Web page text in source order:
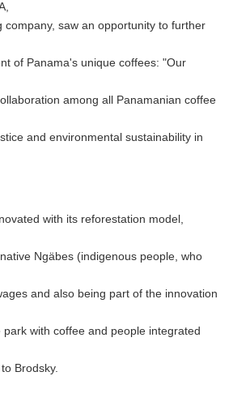
company, saw an opportunity to further
of Panama's unique coffees: "Our
among all Panamanian coffee
and environmental sustainability in
with its reforestation model,
Ngäbes (indigenous people, who
and also being part of the innovation
with coffee and people integrated
Brodsky.